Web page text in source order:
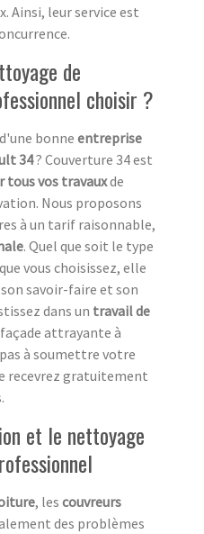
Ainsi, leur service est
de
choisir ?
bonne entreprise
34? Couverture 34 est
tous vos travauxde
Nous proposons
à un tarif raisonnable,
. Quel que soit le type
vous choisissez, elle
savoir-faire et son
dans un travail de
attrayante à
à soumettre votre
recevrez gratuitement
et le nettoyage
, les couvreurs
des problèmes